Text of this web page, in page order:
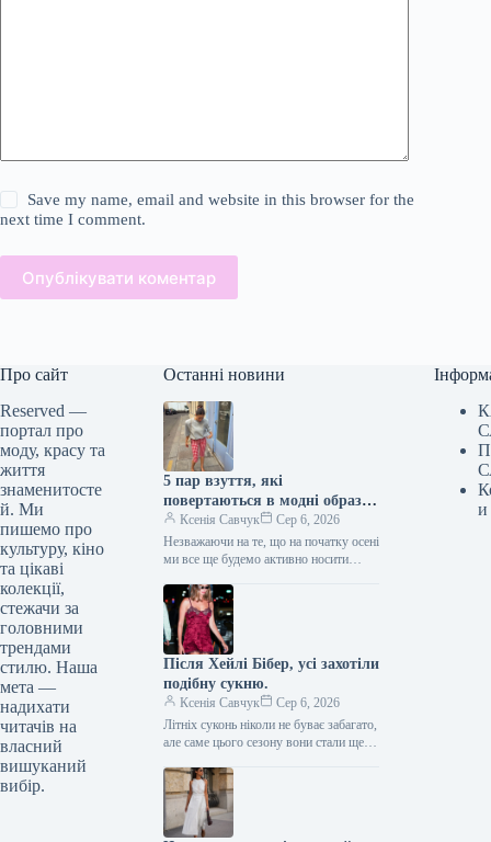
Save my name, email and website in this browser for the
next time I comment.
Опублікувати коментар
Про сайт
Reserved —
портал про
моду, красу та
життя
знаменитосте
й. Ми
пишемо про
культуру, кіно
та цікаві
колекції,
стежачи за
головними
трендами
стилю. Наша
мета —
надихати
читачів на
власний
вишуканий
вибір.
Останні новини
5 пар взуття, які
повертаються в модні образи
з приходом осені
Ксенія Савчук
Сер 6, 2026
Незважаючи на те, що на початку осені
ми все ще будемо активно носити
матимемо…
Після Хейлі Бібер, усі захотіли
подібну сукню.
Ксенія Савчук
Сер 6, 2026
Літніх суконь ніколи не буває забагато,
але саме цього сезону вони стали ще
остаточно відмовляються від…
и